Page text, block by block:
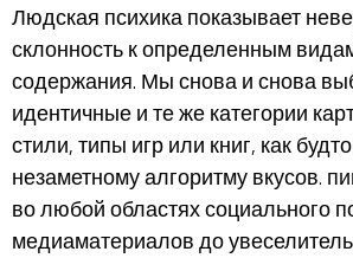
Людская психика показывает
склонность к определенным
содержания. Мы снова и снова
идентичные и те же категории
стили, типы игр или книг, как
незаметному алгоритму вкусов.
во любой областях социального
медиаматериалов до